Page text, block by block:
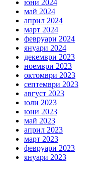
юни 2024
май 2024
април 2024
март 2024
февруари 2024
януари 2024
декември 2023
ноември 2023
октомври 2023
септември 2023
август 2023
юли 2023
юни 2023
май 2023
април 2023
март 2023
февруари 2023
януари 2023